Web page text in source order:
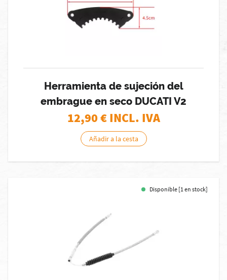
Herramienta de sujeción del
embrague en seco DUCATI V2
12,90€ INCL. IVA
Añadir a la cesta
Disponible [1 en stock]